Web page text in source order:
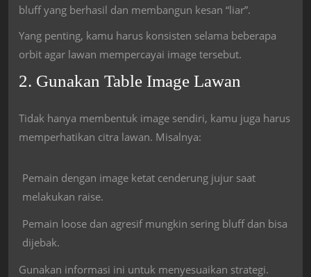
bluff yang berhasil dan membangun kesan “liar”.
Yang penting, kamu harus konsisten selama beberapa
orbit agar lawan mempercayai image tersebut.
2. Gunakan Table Image Lawan
Tidak hanya membentuk image sendiri, kamu juga harus
memperhatikan citra lawan. Misalnya:
Pemain dengan image ketat cenderung jujur saat
melakukan raise.
Pemain loose dan agresif mungkin sering bluff dan bisa
dijebak.
Gunakan informasi ini untuk menyesuaikan strategi.